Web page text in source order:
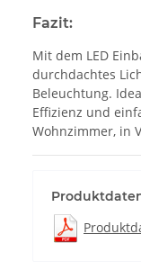
Fazit:
Mit dem LED
durchdachtes
Beleuchtung.
Effizienz und
Wohnzimmer, in